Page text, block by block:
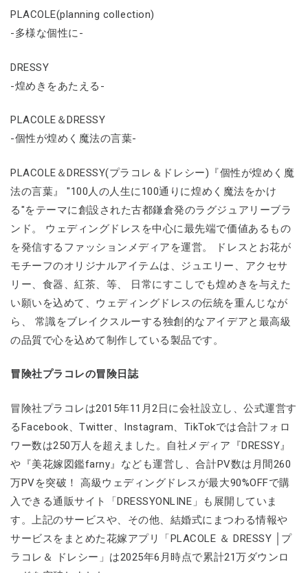
PLACOLE(planning collection)
-多様な個性に-
DRESSY
-煌めきをあたえる-
PLACOLE＆DRESSY
-個性が煌めく魔法の言葉-
PLACOLE＆DRESSY(プラコレ＆ドレシー)『個性が煌めく魔
法の言葉』 "100人の人生に100通りに煌めく魔法をかけ
る"をテーマに創設された古都鎌倉発のラグジュアリーブラ
ンド。 ウェディングドレスを中心に最先端で価値あるもの
を発信するファッションメディアを運営。 ドレスとお花が
モチーフのオリジナルアイテムは、ジュエリー、アクセサ
リー、食器、紅茶、等、 日常にすこしでも煌めきを与えた
い願いを込めて、ウェディングドレスの伝統を重んじなが
ら、 常識をブレイクスルーする独創的なアイデアと最高級
の品質で心を込めて制作している製品です。
冒険社プラコレの冒険日誌
冒険社プラコレは2015年11月2日に会社設立し、公式運営す
るFacebook、Twitter、Instagram、TikTokでは合計フォロ
ワー数は250万人を超えました。自社メディア『DRESSY』
や『美花嫁図鑑farny』なども運営し、合計PV数は月間260
万PVを突破！ 高級ウェディングドレスが最大90%OFFで購
入できる通販サイト「DRESSYONLINE」も展開していま
す。上記のサービスや、その他、結婚式にまつわる情報や
サービスをまとめた花嫁アプリ「PLACOLE ＆ DRESSY │プ
ラコレ＆ ドレシー」は2025年6月時点で累計21万ダウンロ